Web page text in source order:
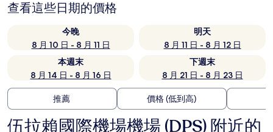
查看這些日期的價格
今晚
8 月 10 日 - 8 月 11 日
明天
8 月 11 日 - 8 月 12 日
本週末
8 月 14 日 - 8 月 16 日
下週末
8 月 21 日 - 8 月 23 日
推薦 價格 (低到高)
伍拉賴國際機場機場 (DPS) 附近的